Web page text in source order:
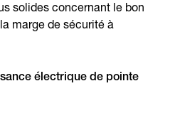
solides concernant le bon
marge de sécurité à
électrique de pointe